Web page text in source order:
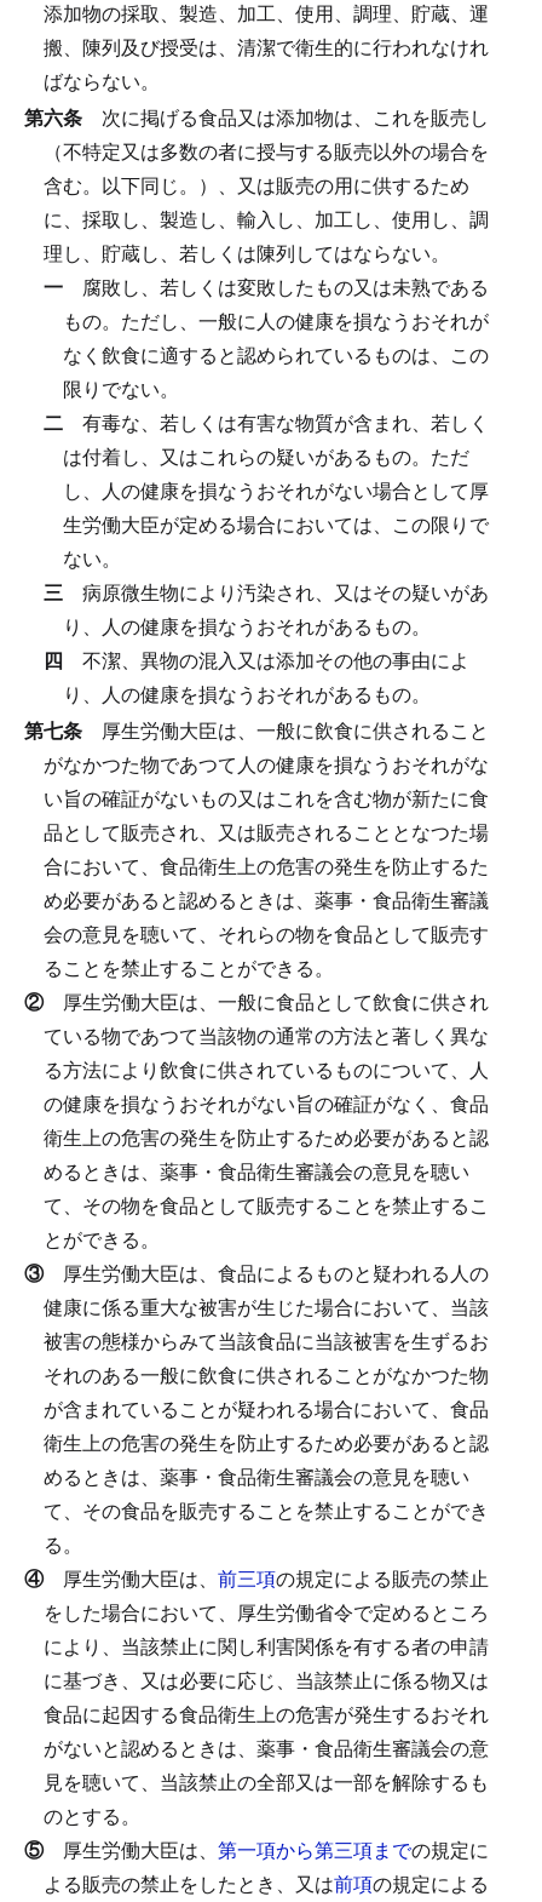
添加物の採取、製造、加工、使用、調理、貯蔵、運
搬、陳列及び授受は、清潔で衛生的に行われなけれ
ばならない。
第六条 次に掲げる食品又は添加物は、これを販売し
（不特定又は多数の者に授与する販売以外の場合を
含む。以下同じ。）、又は販売の用に供するため
に、採取し、製造し、輸入し、加工し、使用し、調
理し、貯蔵し、若しくは陳列してはならない。
一 腐敗し、若しくは変敗したもの又は未熟である
もの。 ただし、一般に人の健康を損なうおそれが
なく飲食に適すると認められているものは、この
限りでない。
二 有毒な、若しくは有害な物質が含まれ、若しく
は付着し、又はこれらの疑いがあるもの。 ただ
し、人の健康を損なうおそれがない場合として厚
生労働大臣が定める場合においては、この限りで
ない。
三 病原微生物により汚染され、又はその疑いがあ
り、人の健康を損なうおそれがあるもの。
四 不潔、異物の混入又は添加その他の事由によ
り、人の健康を損なうおそれがあるもの。
第七条 厚生労働大臣は、一般に飲食に供されること
がなかつた物であつて人の健康を損なうおそれがな
い旨の確証がないもの又はこれを含む物が新たに食
品として販売され、又は販売されることとなつた場
合において、食品衛生上の危害の発生を防止するた
め必要があると認めるときは、薬事・食品衛生審議
会の意見を聴いて、それらの物を食品として販売す
ることを禁止することができる。
② 厚生労働大臣は、一般に食品として飲食に供され
ている物であつて当該物の通常の方法と著しく異な
る方法により飲食に供されているものについて、人
の健康を損なうおそれがない旨の確証がなく、食品
衛生上の危害の発生を防止するため必要があると認
めるときは、薬事・食品衛生審議会の意見を聴い
て、その物を食品として販売することを禁止するこ
とができる。
③ 厚生労働大臣は、食品によるものと疑われる人の
健康に係る重大な被害が生じた場合において、当該
被害の態様からみて当該食品に当該被害を生ずるお
それのある一般に飲食に供されることがなかつた物
が含まれていることが疑われる場合において、食品
衛生上の危害の発生を防止するため必要があると認
めるときは、薬事・食品衛生審議会の意見を聴い
て、その食品を販売することを禁止することができ
る。
④ 厚生労働大臣は、 前三項の規定による販売の禁止
をした場合において、厚生労働省令で定めるところ
により、当該禁止に関し利害関係を有する者の申請
に基づき、又は必要に応じ、当該禁止に係る物又は
食品に起因する食品衛生上の危害が発生するおそれ
がないと認めるときは、薬事・食品衛生審議会の意
見を聴いて、当該禁止の全部又は一部を解除するも
のとする。
⑤ 厚生労働大臣は、 第一項から第三項までの規定に
よる販売の禁止をしたとき、又は前項の規定による